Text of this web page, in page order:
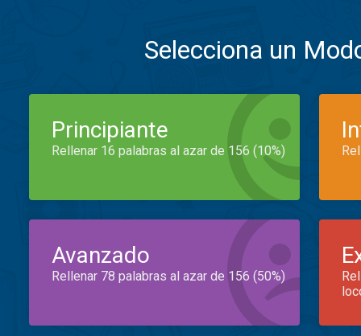
Selecciona un
Principiante
Rellenar 16 palabras al azar de 156 (10%)
Avanzado
Rellenar 78 palabras al azar de 156 (50%)